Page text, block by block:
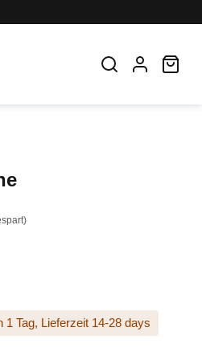
1 Tag, Lieferzeit 14-28 days